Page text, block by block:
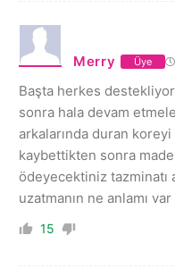
Merry Üye
Başta herkes
sonra hala devam
arkalarında duran
kaybettikten sonra
ödeyecektiniz tazminatı
uzatmanın ne anlamı var
15